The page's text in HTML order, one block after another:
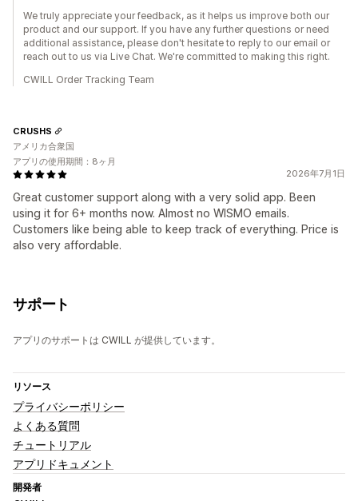
We truly appreciate your feedback, as it helps us improve both our
product and our support. If you have any further questions or need
additional assistance, please don't hesitate to reply to our email or
reach out to us via Live Chat. We're committed to making this right.
CWILL Order Tracking Team
2026年7月1日
Great customer support along with a very solid app. Been
using it for 6+ months now. Almost no WISMO emails.
Customers like being able to keep track of everything. Price is
also very affordable.
CRUSHS
アメリカ合衆国
アプリの使用期間：8ヶ月
サポート
アプリのサポートは CWILL が提供しています。
リソース
プライバシーポリシー
よくある質問
チュートリアル
アプリドキュメント
開発者